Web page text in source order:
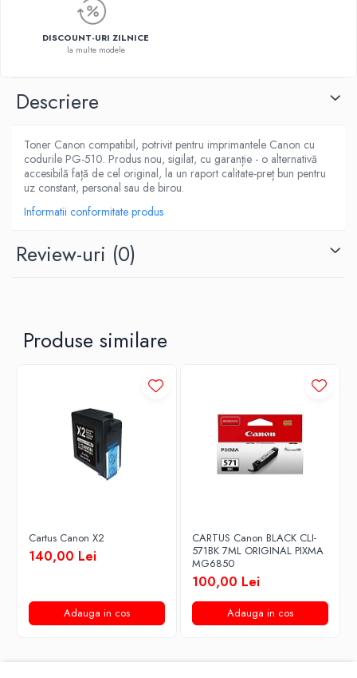
DISCOUNT-URI ZILNICE
la multe modele
Descriere
Toner Canon compatibil, potrivit pentru imprimantele Canon cu
codurile PG-510. Produs nou, sigilat, cu garanție - o alternativă
accesibilă față de cel original, la un raport calitate-preț bun pentru
uz constant, personal sau de birou.
Informatii conformitate produs
Review-uri (0)
Produse similare
Cartus Canon X2
140,00 Lei
Adauga in cos
CARTUS Canon BLACK CLI-
571BK 7ML ORIGINAL PIXMA
MG6850
100,00 Lei
Adauga in cos